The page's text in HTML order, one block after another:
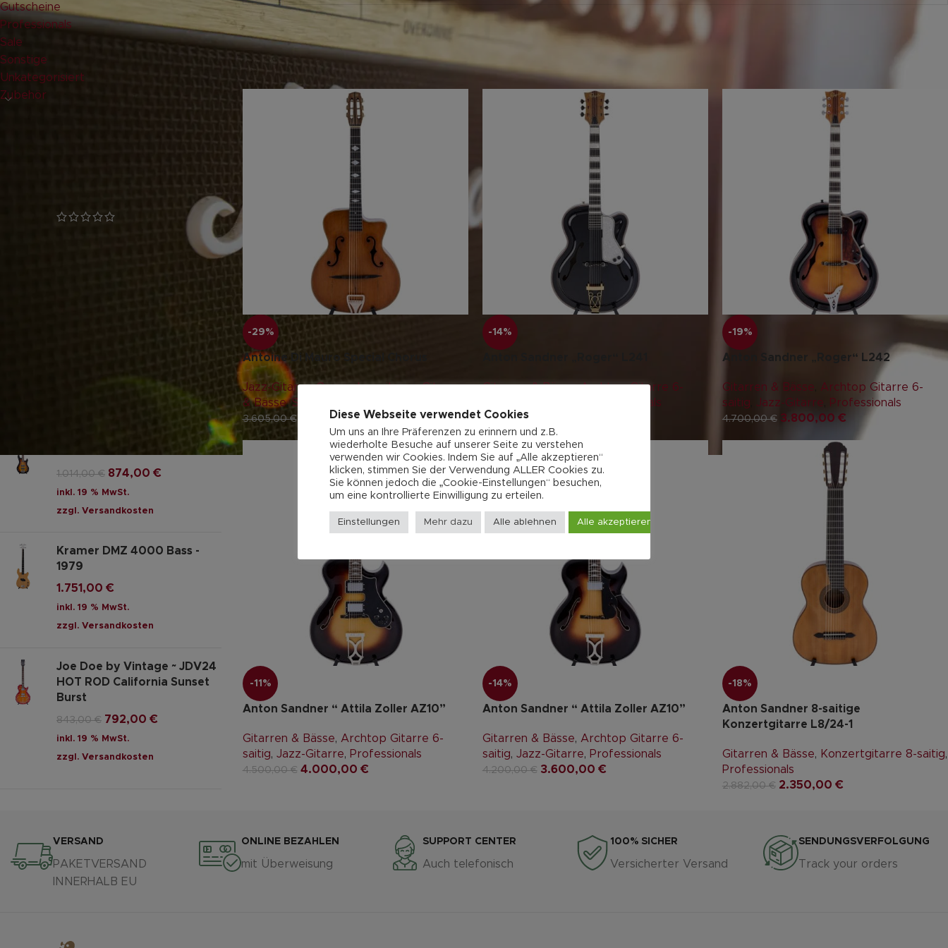
Gutscheine
Professionals
Sale
Sonstige
Unkategorisiert
Zubehör
Signature Overdrive Pedal
geprüfte Gesamtbewertungen
1.014,00€ 874,00 €
inkl. 19 % MwSt.
zzgl. Versandkosten
Kramer DMZ 4000 Bass -
1979
1.751,00 €
inkl. 19 % MwSt.
zzgl. Versandkosten
Joe Doe by Vintage ~ JDV24
HOT ROD California Sunset
Burst
843,00€ 792,00 €
inkl. 19 % MwSt.
zzgl. Versandkosten
Leider keine Produkte mit Ihrem Suchbegriff verfügbar. Aber wir hätten da ein
paar Angebote für Sie...
-29%
Antoine Di Mauro Special Chorus
Jazz-Gitarre, Gypsy Jazzgitarre, Gitarren
& Bässe, Sale
3.605,00€ 2.573,00€
-14%
Gitarren & Bässe, Archtop Gitarre 6-
Professionals
4.200,00
-19%
Anton Sandner „Roger“ L242
Gitarren & Bässe
Archtop Gitarre 6-
saitig
Jazz-Gitarre Professionals
4.700,00€ 3.800,00 €
-11%
Anton Sandner “ Attila Zoller AZ10”
Gitarren & Bässe, Archtop Gitarre 6-
saitig, Jazz-Gitarre, Professionals
4.500,00€ 4.000,00 €
-14%
Anton Sandner “ Attila Zoller AZ10”
Gitarren & Bässe, Archtop Gitarre 6-
saitig, Jazz-Gitarre, Professionals
4.200,00€ 3.600,00 €
-18%
Anton Sandner 8-saitige
Konzertgitarre L8/24-1
Gitarren & Bässe, Konzertgitarre 8-saitig,
Professionals
2.882,00€ 2.350,00 €
VERSAND
PAKETVERSAND
INNERHALB EU
ONLINE BEZAHLEN
mit Überweisung
SUPPORT CENTER
Auch telefonisch
100% SICHER
Versicherter Versand
SENDUNGSVERFOLGUNG
Track your orders
Diese Webseite verwendet Cookies
Um uns an Ihre Präferenzen zu erinnern und z.B.
wiederholte Besuche auf unserer Seite zu verstehen
verwenden wir Cookies. Indem Sie auf „Alle akzeptieren“
klicken, stimmen Sie der Verwendung ALLER Cookies zu.
Sie können jedoch die „Cookie-Einstellungen“ besuchen,
um eine kontrollierte Einwilligung zu erteilen.
Einstellungen Mehr dazu Alle ablehnen Alle akzeptieren